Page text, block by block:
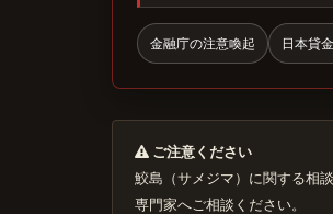
金融庁の注意喚起 日本貸
ご注意ください
鮫島（サメジマ）に関する相
専門家へご相談ください。